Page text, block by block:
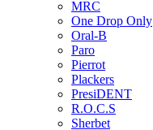
MRC
One Drop Only
Oral-B
Paro
Pierrot
Plackers
PresiDENT
R.O.C.S
Sherbet